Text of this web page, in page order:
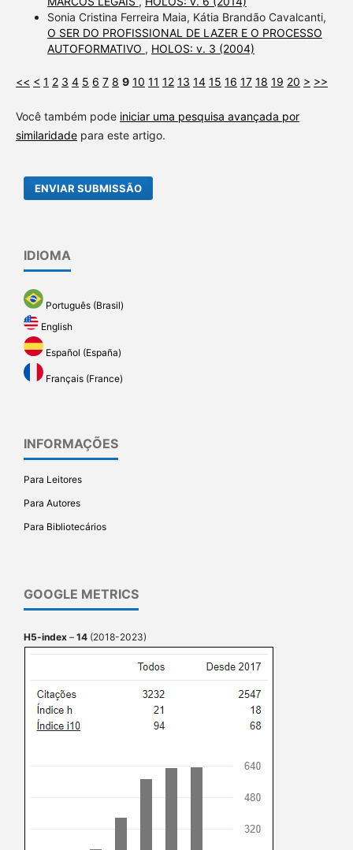
Sonia Cristina Ferreira Maia, Kátia Brandão Cavalcanti,
O SER DO PROFISSIONAL DE LAZER E O PROCESSO
AUTOFORMATIVO , HOLOS: v. 3 (2004)
<< < 1 2 3 4 5 6 7 8 9 10 11 12 13 14 15 16 17 18 19 20 > >>
Você também pode iniciar uma pesquisa avançada por
similaridadepara este artigo.
ENVIAR SUBMISSÃO
IDIOMA
Português (Brasil)
English
Español (España)
Français (France)
INFORMAÇÕES
Para Leitores
Para Autores
Para Bibliotecários
GOOGLE METRICS
H5-index – 14 (2018-2023)